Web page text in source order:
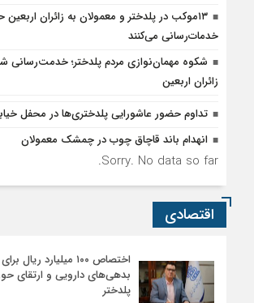
۱۳موکب در پلدختر و معمولان به زائران
خدمات‌رسانی می‌کنند
شکوه مهمان‌نوازی مردم پلدختر؛ خدمت‌رسانی
زائران اربعین
تداوم حضور عاشورایی پلدختری‌ها در محفل
انهدام باند قاچاق چوب در چمشک معمولان
Sorry. No data so far.
اقتصادی
اختصاص ۱۰۰ میلیارد
بدهی‌های دارویی و ارتقای
پلدختر